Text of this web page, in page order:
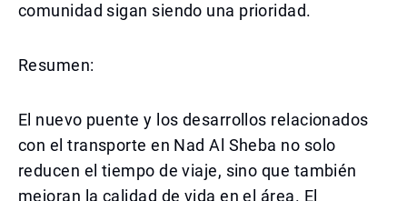
comunidad sigan siendo una prioridad.
Resumen:
El nuevo puente y los desarrollos relacionados
con el transporte en Nad Al Sheba no solo
reducen el tiempo de viaje, sino que también
mejoran la calidad de vida en el área. El